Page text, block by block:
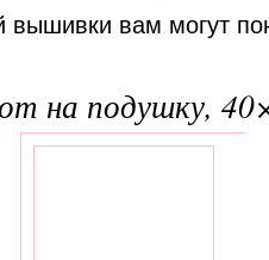
вам могут
на подушку,